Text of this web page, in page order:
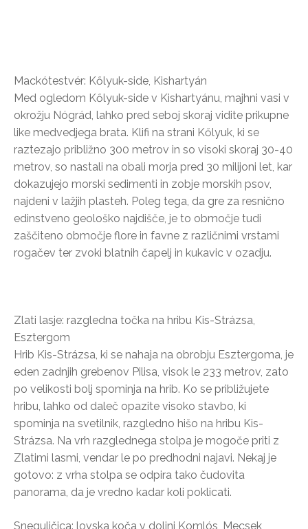
Mackótestvér: Kőlyuk-side, Kishartyán
Med ogledom Kőlyuk-side v Kishartyánu, majhni vasi v
okrožju Nógrád, lahko pred seboj skoraj vidite prikupne
like medvedjega brata. Klifi na strani Kőlyuk, ki se
raztezajo približno 300 metrov in so visoki skoraj 30-40
metrov, so nastali na obali morja pred 30 milijoni let, kar
dokazujejo morski sedimenti in zobje morskih psov,
najdeni v lažjih plasteh. Poleg tega, da gre za resnično
edinstveno geološko najdišče, je to območje tudi
zaščiteno območje flore in favne z različnimi vrstami
rogačev ter zvoki blatnih čapelj in kukavic v ozadju.
Zlati lasje: razgledna točka na hribu Kis-Strázsa,
Esztergom
Hrib Kis-Strázsa, ki se nahaja na obrobju Esztergoma, je
eden zadnjih grebenov Pilisa, visok le 233 metrov, zato
po velikosti bolj spominja na hrib. Ko se približujete
hribu, lahko od daleč opazite visoko stavbo, ki
spominja na svetilnik, razgledno hišo na hribu Kis-
Strázsa. Na vrh razglednega stolpa je mogoče priti z
Zlatimi lasmi, vendar le po predhodni najavi. Nekaj je
gotovo: z vrha stolpa se odpira tako čudovita
panorama, da je vredno kadar koli poklicati.
Sneguljčica: lovska koča v dolini Komlós, Mecsek